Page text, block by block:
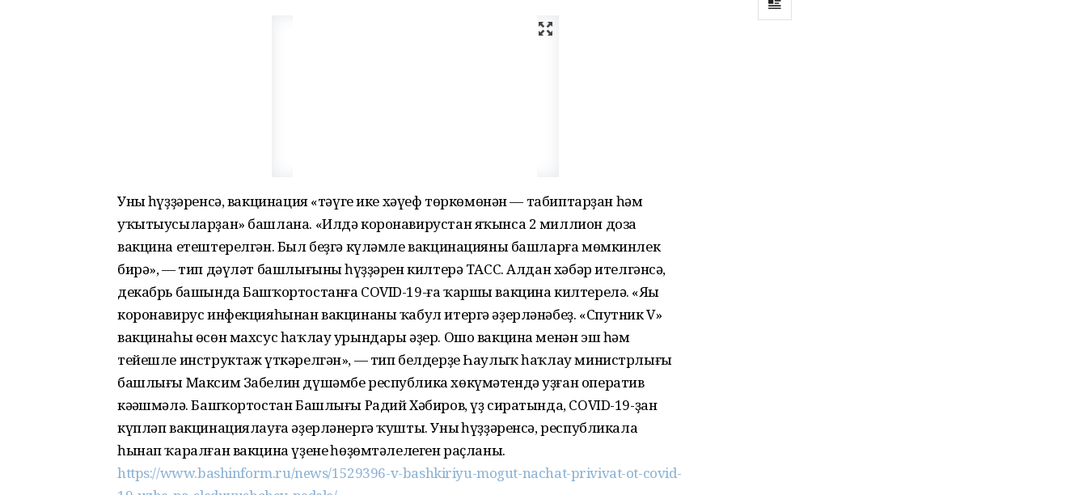
Уның һүҙҙәренсә, вакцинация «тәүге ике хәүеф төркөмөнән — табиптарҙан һәм
уҡытыусыларҙан» башлана. «Илдә коронавирустан яҡынса 2 миллион доза
вакцина етештерелгән. Был беҙгә күләмле вакцинацияны башларға мөмкинлек
бирә», — тип дәүләт башлығының һүҙҙәрен килтерә ТАСС. Алдан хәбәр ителгәнсә,
декабрь башында Башҡортостанға COVID-19-ға ҡаршы вакцина килтерелә. «Яңы
коронавирус инфекцияһынан вакцинаны ҡабул итергә әҙерләнәбеҙ. «Спутник V»
вакцинаһы өсөн махсус һаҡлау урындары әҙер. Ошо вакцина менән эш һәм
тейешле инструктаж үткәрелгән», — тип белдерҙе Һаулыҡ һаҡлау министрлығы
башлығы Максим Забелин дүшәмбе республика хөкүмәтендә уҙған оператив
кәңәшмәлә. Башҡортостан Башлығы Радий Хәбиров, үҙ сиратында, COVID-19-ҙан
күпләп вакцинациялауға әҙерләнергә ҡушты. Уның һүҙҙәренсә, республикала
һынап ҡаралған вакцина үҙенең һөҙөмтәлелеген раҫланы.
https://www.bashinform.ru/news/1529396-v-bashkiriyu-mogut-nachat-privivat-ot-covid-